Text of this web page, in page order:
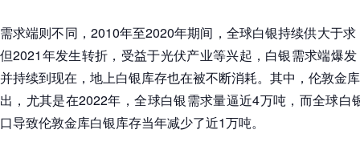
需求端则不同，2010年至2020年期间，全球白银持续供大于
但2021年发生转折，受益于光伏产业等兴起，白银需求端爆
并持续到现在，地上白银库存也在被不断消耗。其中，伦敦金
出，尤其是在2022年，全球白银需求量逼近4万吨，而全球白
口导致伦敦金库白银库存当年减少了近1万吨。